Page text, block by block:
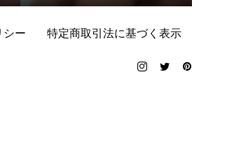
シー 特定商取引法に基づく表示